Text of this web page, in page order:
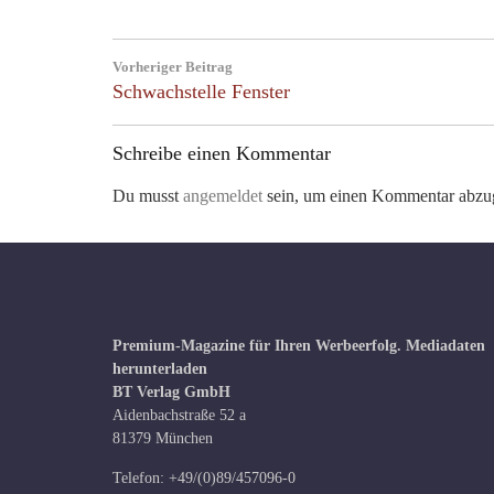
Vorheriger Beitrag
Previous
Post:
Schwachstelle Fenster
Schreibe einen Kommentar
Du musst angemeldet sein, um einen Kommentar
Premium-Magazine für Ihren Werbeerfolg. Mediadaten
herunterladen
BT Verlag GmbH
Aidenbachstraße 52 a
81379 München
Telefon: +49/(0)89/457096-0